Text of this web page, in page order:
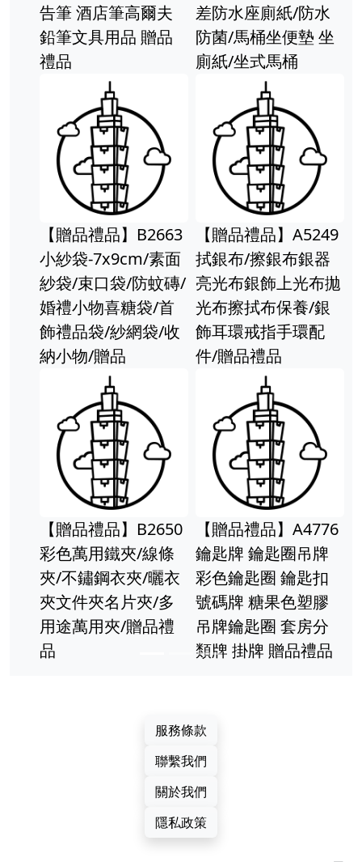
高爾夫
品 贈品
差防水座廁紙/防水
防菌/馬桶坐便墊 坐
】B2663
素面
/防蚊磚/
糖袋/首
網袋/收
【贈品禮品】A5249
拭銀布/擦銀布銀器
亮光布銀飾上光布拋
光布擦拭布保養/銀
飾耳環戒指手環配
件/贈品禮品
】B2650
夾/線條
夾/曬衣
片夾/多
/贈品禮
【贈品禮品】A4776
鑰匙牌 鑰匙圈吊牌
彩色鑰匙圈 鑰匙扣
號碼牌 糖果色塑膠
吊牌鑰匙圈 套房分
類牌 掛牌 贈品禮品
環收納袋
飾品袋 贈
【贈品禮品
復古零錢包
錢包 鑰匙
納包 彩色
零錢袋 贈
【贈品禮品
肥皂起泡網
網 皂用打
網袋 起泡
皂網 起泡
贈品禮品
服務條款
聯繫我們
關於我們
隱私政策